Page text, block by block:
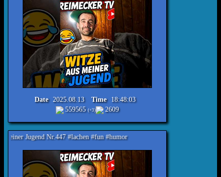
Date 2025.08.13 Time 18:48:03
559565(+3) 2609
Nr.447 #lachen #fun #humor